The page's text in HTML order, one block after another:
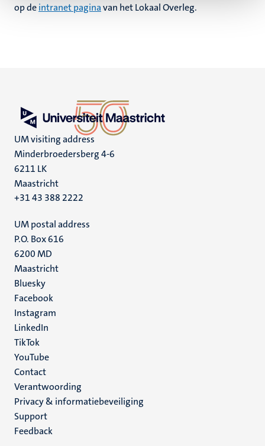
op deintranet paginavan het Lokaal Overleg.
UM visiting address
Minderbroedersberg 4-6
6211 LK
Maastricht
+31 43 388 2222
UM postal address
P.O. Box 616
6200 MD
Maastricht
Social
media
Bluesky
Facebook
Instagram
LinkedIn
TikTok
YouTube
Menu
footer
(NL)
Contact
Verantwoording
Privacy & informatiebeveiliging
Support
Feedback